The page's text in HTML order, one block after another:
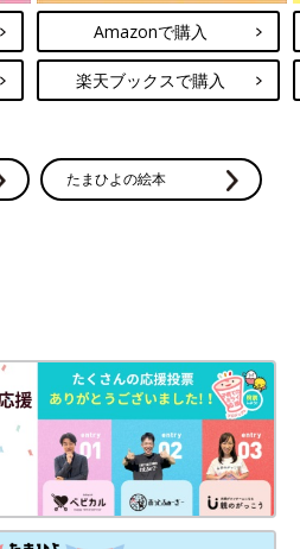
ます。
ほうがいいですよね。私は内診があ
チョイス】
】
こともあるので、ワンピースの下に
。これだと経膣エコーでもおなかの
う作戦】
をわかりやすくするため毎回同じ服
んからみたら同じ服装しか見たこ
Amazonで購入
楽天ブックスで購入
たまひよの絵本